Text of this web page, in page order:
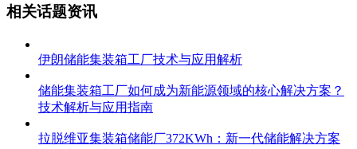
相关话题资讯
伊朗储能集装箱工厂技术与应用解析
储能集装箱工厂如何成为新能源领域的核心解决方案？
技术解析与应用指南
拉脱维亚集装箱储能厂372KWh：新一代储能解决方案